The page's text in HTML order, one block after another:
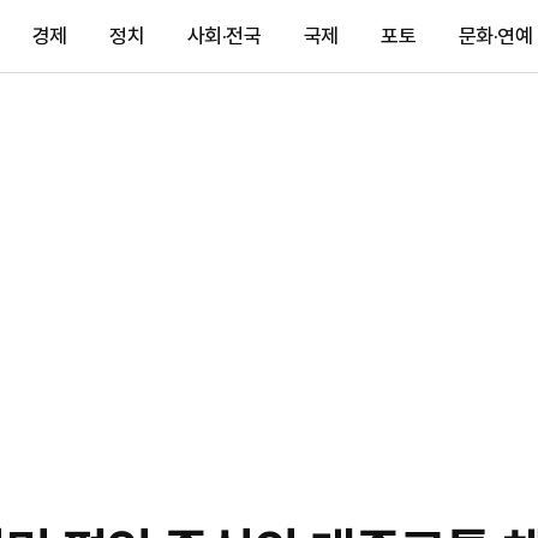
경제 정치 사회·전국 국제 포토 문화·연예